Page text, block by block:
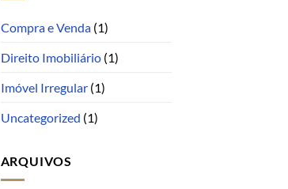
Compra e Venda(1)
Direito Imobiliário(1)
Imóvel Irregular(1)
Uncategorized (1)
ARQUIVOS